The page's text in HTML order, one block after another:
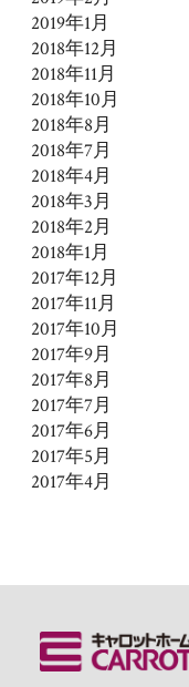
2019年1月
2018年12月
2018年11月
2018年10月
2018年8月
2018年7月
2018年4月
2018年3月
2018年2月
2018年1月
2017年12月
2017年11月
2017年10月
2017年9月
2017年8月
2017年7月
2017年6月
2017年5月
2017年4月